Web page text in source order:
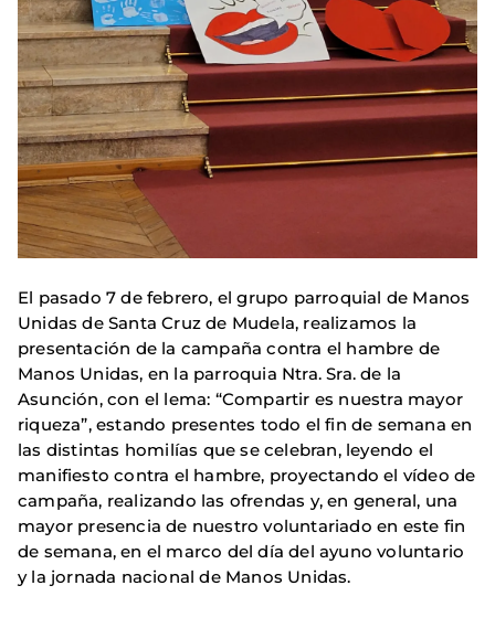
El pasado 7 de febrero, el grupo parroquial de Manos
Unidas de Santa Cruz de Mudela, realizamos la
presentación de la campaña contra el hambre de
Manos Unidas, en la parroquia Ntra. Sra. de la
Asunción, con el lema: “Compartir es nuestra mayor
riqueza”, estando presentes todo el fin de semana en
las distintas homilías que se celebran, leyendo el
manifiesto contra el hambre, proyectando el vídeo de
campaña, realizando las ofrendas y, en general, una
mayor presencia de nuestro voluntariado en este fin
de semana, en el marco del día del ayuno voluntario
y la jornada nacional de Manos Unidas.